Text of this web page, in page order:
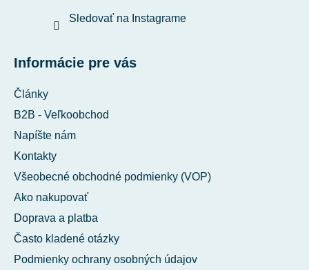
Sledovať na Instagrame
Informácie pre vás
Články
B2B - Veľkoobchod
Napíšte nám
Kontakty
Všeobecné obchodné podmienky (VOP)
Ako nakupovať
Doprava a platba
Často kladené otázky
Podmienky ochrany osobných údajov